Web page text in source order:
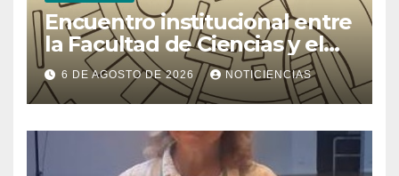
Encuentro institucional entre
la Facultad de Ciencias y el
Ministerio de Ciencia y
Tecnología
6 DE AGOSTO DE 2026 NOTICIENCIAS